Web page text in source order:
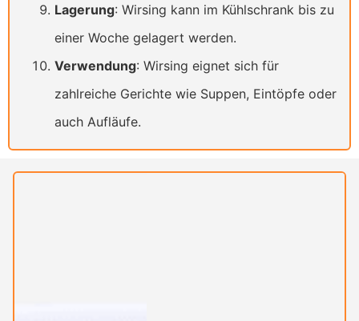
Lagerung: Wirsing kann im Kühlschrank bis zu
einer Woche gelagert werden.
Verwendung: Wirsing eignet sich für
zahlreiche Gerichte wie Suppen, Eintöpfe oder
auch Aufläufe.